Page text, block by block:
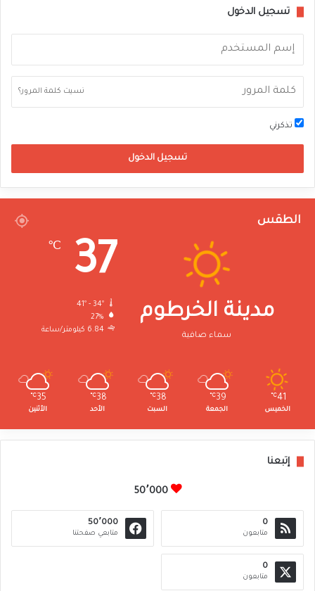
تسجيل الدخول
نسيت كلمة المرور؟
تذكرني
تسجيل الدخول
الطقس
مدينة الخرطوم
سماء صافية
37
℃
41º - 34º
27%
6.84 كيلومتر/ساعة
41
℃
الخميس
39
℃
الجمعة
38
℃
السبت
38
℃
الأحد
35
℃
الأثنين
إتبعنا
50٬000
0
متابعون
50٬000
متابعي صفحتنا
0
متابعون